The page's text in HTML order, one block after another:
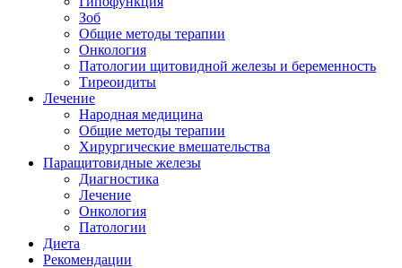
Зоб
Общие методы терапии
Онкология
Патологии щитовидной железы и беременность
Тиреоидиты
Лечение
Народная медицина
Общие методы терапии
Хирургические вмешательства
Паращитовидные железы
Диагностика
Лечение
Онкология
Патологии
Диета
Рекомендации